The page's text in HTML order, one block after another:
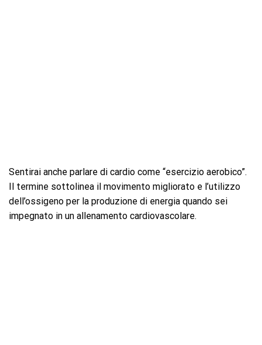
Sentirai anche parlare di cardio come “esercizio aerobico”.
Il termine sottolinea il movimento migliorato e l’utilizzo
dell’ossigeno per la produzione di energia quando sei
impegnato in un allenamento cardiovascolare.